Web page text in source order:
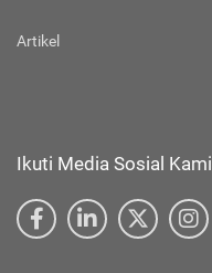
Artikel
Ikuti Media Sosial Kami